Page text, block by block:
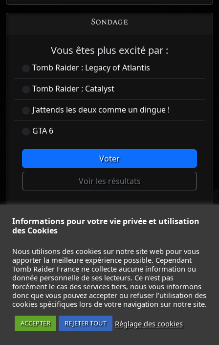
Sondage
Vous êtes plus excité par :
Tomb Raider : Legacy of Atlantis
Tomb Raider : Catalyst
J'attends les deux comme un dingue !
GTA 6
Voter
Voir les résultats
Informations pour votre vie privée et utilisation
des Cookies
Nous utilisons des cookies sur notre site web pour vous
apporter la meilleure expérience possible. Cependant
Tomb Raider France ne collecte aucune information ou
donnée personnelle de ses lecteurs. Ce n'est pas
forcément le cas des services tiers, nous vous informons
donc que vous pouvez accepter ou refuser l'utilisation des
cookies spécifiques lors de votre navigation sur notre site.
ACCEPTER REJETER TOUT Réglage des cookies
© Tomb Raider France 2008 - 2026
Square Enix Ltd.
ACCUEIL- TOMB RAIDER- LEGACY OF ATLANTIS
CATALYST - LARA CROFT- FILMS - CONTACT-
MENTIONS LÉGALES / CGU-
Suivez nous sur les réseaux :